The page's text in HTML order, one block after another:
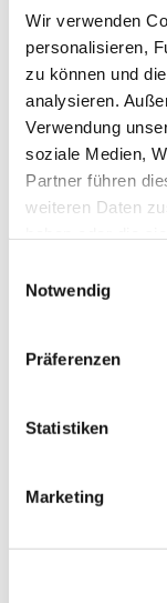
Wir verwenden
personalisieren,
zu können und
analysieren.
Verwendung
soziale Medien,
Partner führen
weiteren Daten
Notwendig
Präferenzen
Statistiken
Marketing
Kommen Sie